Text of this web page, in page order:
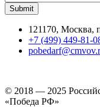
121170, Москва,
+7 (499) 449-81-
© 2018 — 2025
«Победа РФ»